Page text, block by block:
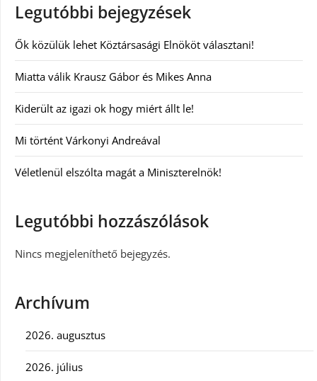
Legutóbbi bejegyzések
Ők közülük lehet Köztársasági Elnököt választani!
Miatta válik Krausz Gábor és Mikes Anna
Kiderült az igazi ok hogy miért állt le!
Mi történt Várkonyi Andreával
Véletlenül elszólta magát a Miniszterelnök!
Legutóbbi hozzászólások
Nincs megjeleníthető bejegyzés.
Archívum
2026. augusztus
2026. július